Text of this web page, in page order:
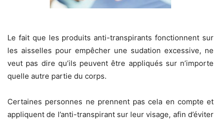
Le fait que les produits anti-transpirants fonctionnent sur
les aisselles pour empêcher une sudation excessive, ne
veut pas dire qu’ils peuvent être appliqués sur n’importe
quelle autre partie du corps.
Certaines personnes ne prennent pas cela en compte et
appliquent de l’anti-transpirant sur leur visage, afin d’éviter